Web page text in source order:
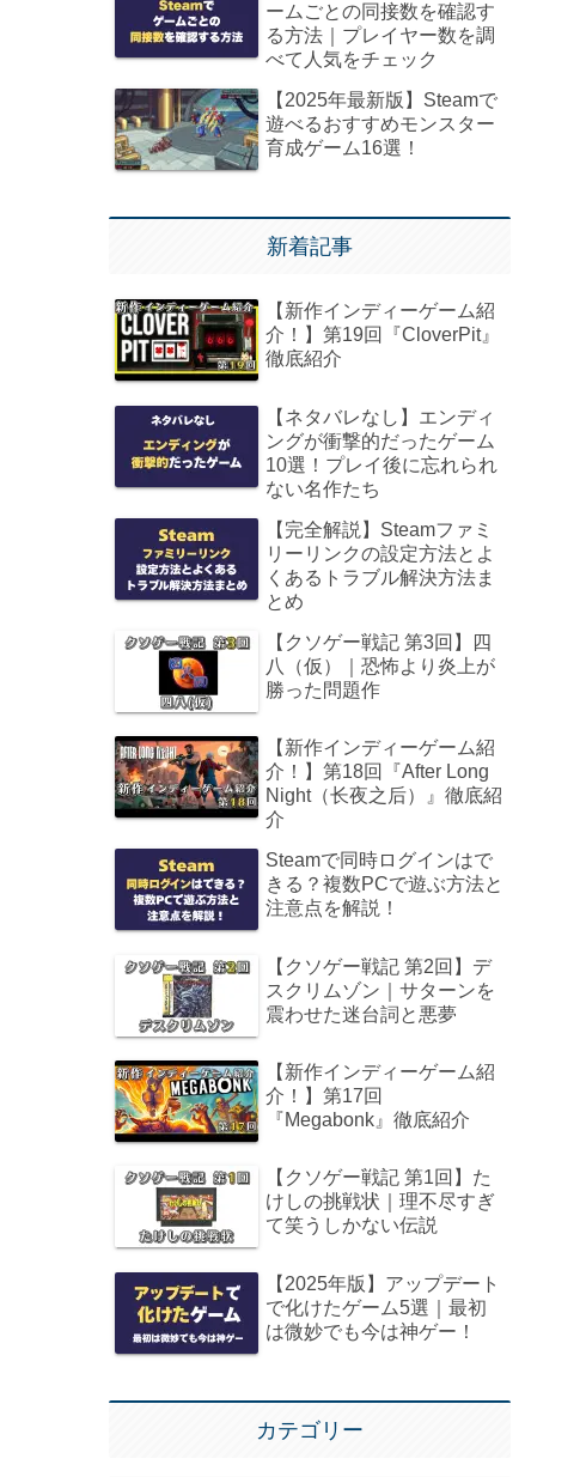
ームごとの同接数を確認す
る方法｜プレイヤー数を調
べて人気をチェック
【2025年最新版】Steamで
遊べるおすすめモンスター
育成ゲーム16選！
新着記事
【新作インディーゲーム紹
介！】第19回『CloverPit』
徹底紹介
【ネタバレなし】エンディ
ングが衝撃的だったゲーム
10選！プレイ後に忘れられ
ない名作たち
【完全解説】Steamファミ
リーリンクの設定方法とよ
くあるトラブル解決方法ま
とめ
【クソゲー戦記 第3回】四
八（仮）｜恐怖より炎上が
勝った問題作
【新作インディーゲーム紹
介！】第18回『After Long
Night（长夜之后）』徹底紹
介
Steamで同時ログインはで
きる？複数PCで遊ぶ方法と
注意点を解説！
【クソゲー戦記 第2回】デ
スクリムゾン｜サターンを
震わせた迷台詞と悪夢
【新作インディーゲーム紹
介！】第17回
『Megabonk』徹底紹介
【クソゲー戦記 第1回】た
けしの挑戦状｜理不尽すぎ
て笑うしかない伝説
【2025年版】アップデート
で化けたゲーム5選｜最初
は微妙でも今は神ゲー！
カテゴリー